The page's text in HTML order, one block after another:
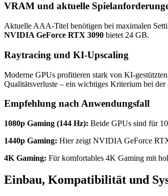
VRAM und aktuelle
Aktuelle AAA-Titel benötigen bei maximalen
NVIDIA GeForce RTX 3090 bietet 24 GB.
Raytracing und KI-Upscaling
Moderne GPUs profitieren stark von KI-
Qualitätsverluste – ein wichtiges Kriterium bei der
Empfehlung nach Anwendungsfall
1080p Gaming (144 Hz): Beide GPUs sind für
1440p Gaming: Hier zeigt NVIDIA GeForce
4K Gaming: Für komfortables 4K Gaming mit
Einbau, Kompatibilität und